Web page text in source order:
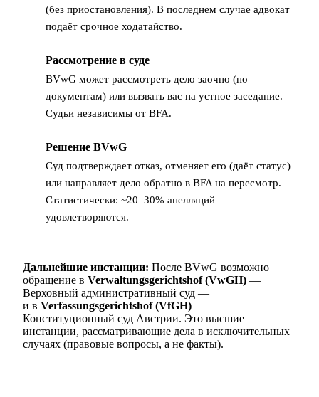
(без приостановления). В последнем случае адвокат
подаёт срочное ходатайство.
Рассмотрение в суде
BVwG может рассмотреть дело заочно (по
документам) или вызвать вас на устное заседание.
Судьи независимы от BFA.
Решение BVwG
Суд подтверждает отказ, отменяет его (даёт статус)
или направляет дело обратно в BFA на пересмотр.
Статистически: ~20–30% апелляций
удовлетворяются.
Дальнейшие инстанции: После BVwG возможно
обращение в Verwaltungsgerichtshof (VwGH) —
Верховный административный суд —
и в Verfassungsgerichtshof (VfGH) —
Конституционный суд Австрии. Это высшие
инстанции, рассматривающие дела в исключительных
случаях (правовые вопросы, а не факты).